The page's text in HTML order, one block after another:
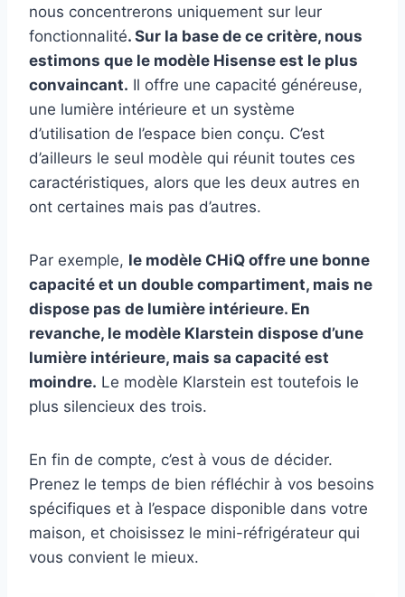
nous concentrerons uniquement sur leur
fonctionnalité. Sur la base de ce critère, nous
estimons que le modèle Hisense est le plus
convaincant. Il offre une capacité généreuse,
une lumière intérieure et un système
d’utilisation de l’espace bien conçu. C’est
d’ailleurs le seul modèle qui réunit toutes ces
caractéristiques, alors que les deux autres en
ont certaines mais pas d’autres.
Par exemple, le modèle CHiQ offre une bonne
capacité et un double compartiment, mais ne
dispose pas de lumière intérieure. En
revanche, le modèle Klarstein dispose d’une
lumière intérieure, mais sa capacité est
moindre. Le modèle Klarstein est toutefois le
plus silencieux des trois.
En fin de compte, c’est à vous de décider.
Prenez le temps de bien réfléchir à vos besoins
spécifiques et à l’espace disponible dans votre
maison, et choisissez le mini-réfrigérateur qui
vous convient le mieux.